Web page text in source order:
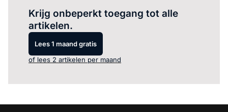
Krijg onbeperkt toegang tot alle
artikelen.
Lees 1 maand gratis
of lees 2 artikelen per maand